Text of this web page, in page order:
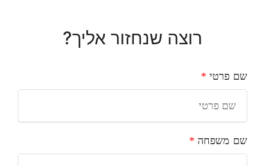
רוצה שנחזור אליך?
שם פרטי *
שם משפחה *